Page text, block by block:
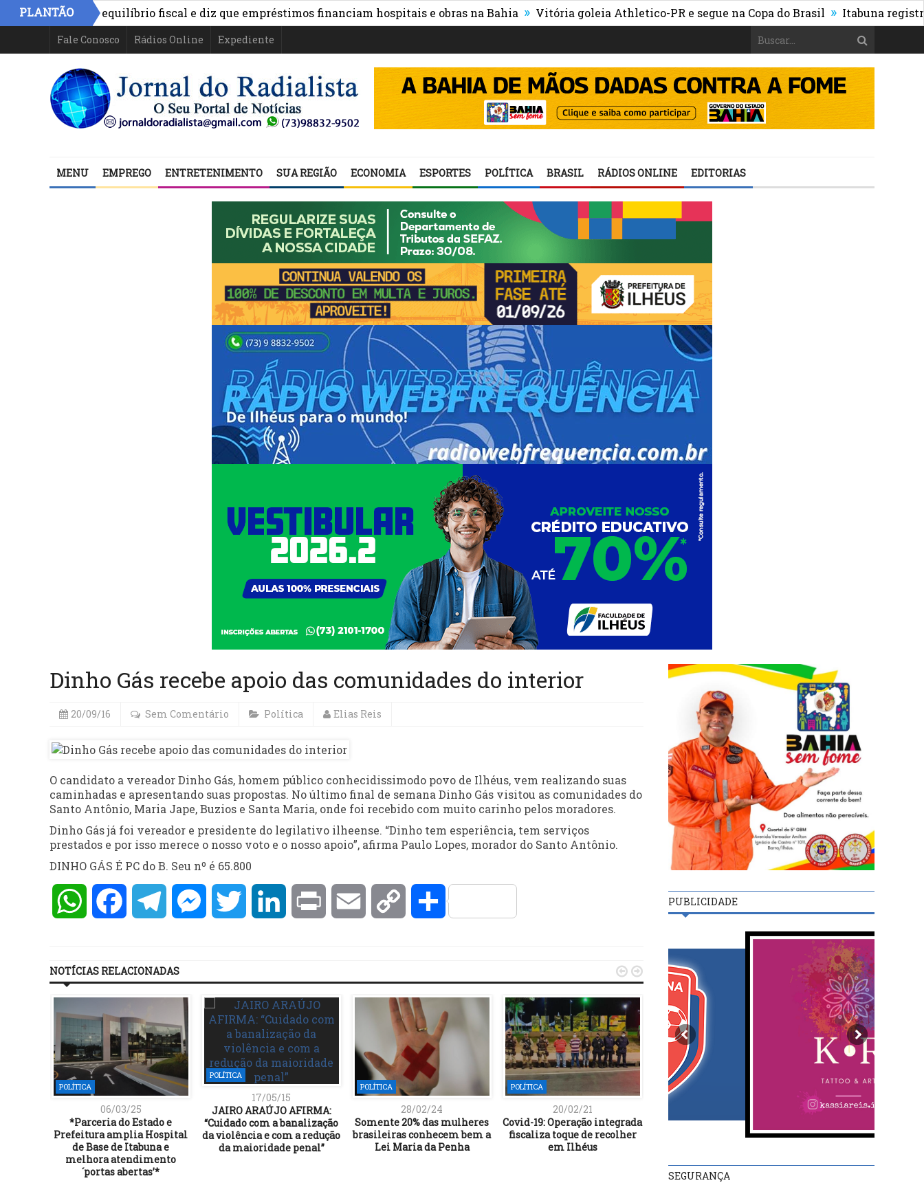
PLANTÃO
aponta equilíbrio fiscal e diz que empréstimos financiam hospitais e obras na Bahia » Vitória goleia Athletico-PR e segue na Copa do Brasil » Itabuna registra
Fale Conosco Rádios Online Expediente
MENU EMPREGO ENTRETENIMENTO SUA REGIÃO ECONOMIA ESPORTES POLÍTICA BRASIL RÁDIOS ONLINE EDITORIAS
Dinho Gás recebe apoio das comunidades do interior
20/09/16 Sem Comentário Política Elias Reis
O candidato a vereador Dinho Gás, homem público conhecidissimodo povo de Ilhéus, vem realizando suas
caminhadas e apresentando suas propostas. No último final de semana Dinho Gás visitou as comunidades do
Santo Antônio, Maria Jape, Buzios e Santa Maria, onde foi recebido com muito carinho pelos moradores.
Dinho Gás já foi vereador e presidente do legilativo ilheense. “Dinho tem esperiência, tem serviços
prestados e por isso merece o nosso voto e o nosso apoio”, afirma Paulo Lopes, morador do Santo Antônio.
DINHO GÁS É PC do B. Seu nº é 65.800
WhatsAppFacebookTelegramMessengerTwitter LinkedInPrint Email Copy Compartilhar
NOTÍCIAS RELACIONADAS
POLÍTICA
06/03/25
*Parceria do Estado e
Prefeitura amplia Hospital
de Base de Itabuna e
melhora atendimento
´portas abertas’*
POLÍTICA
17/05/15
JAIRO ARAÚJO AFIRMA:
“Cuidado com a banalização
da violência e com a redução
da maioridade penal”
POLÍTICA
28/02/24
Somente 20% das mulheres
brasileiras conhecem bem a
Lei Maria da Penha
POLÍTICA
20/02/21
Covid-19: Operação integrada
fiscaliza toque de recolher
em Ilhéus
POLÍTICA
Moraes manda canal no
Telegram excluir vídeo com
POLÍTICA
22/06/18
LUTO DE CINCO DIAS
 
PUBLICIDADE
SEGURANÇA